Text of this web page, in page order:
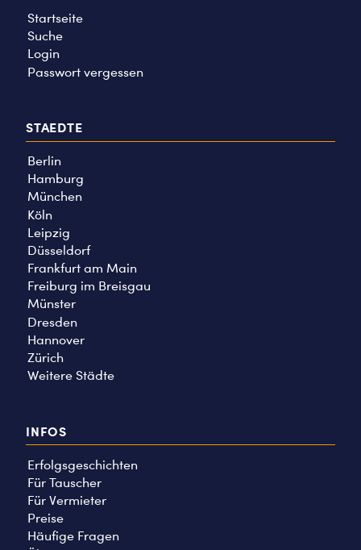
Startseite
Suche
Login
Passwort vergessen
STAEDTE
Berlin
Hamburg
München
Köln
Leipzig
Düsseldorf
Frankfurt am Main
Freiburg im Breisgau
Münster
Dresden
Hannover
Zürich
Weitere Städte
INFOS
Erfolgsgeschichten
Für Tauscher
Für Vermieter
Preise
Häufige Fragen